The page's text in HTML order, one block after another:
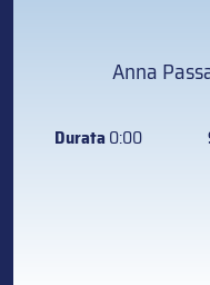
Anna
Durata0:00